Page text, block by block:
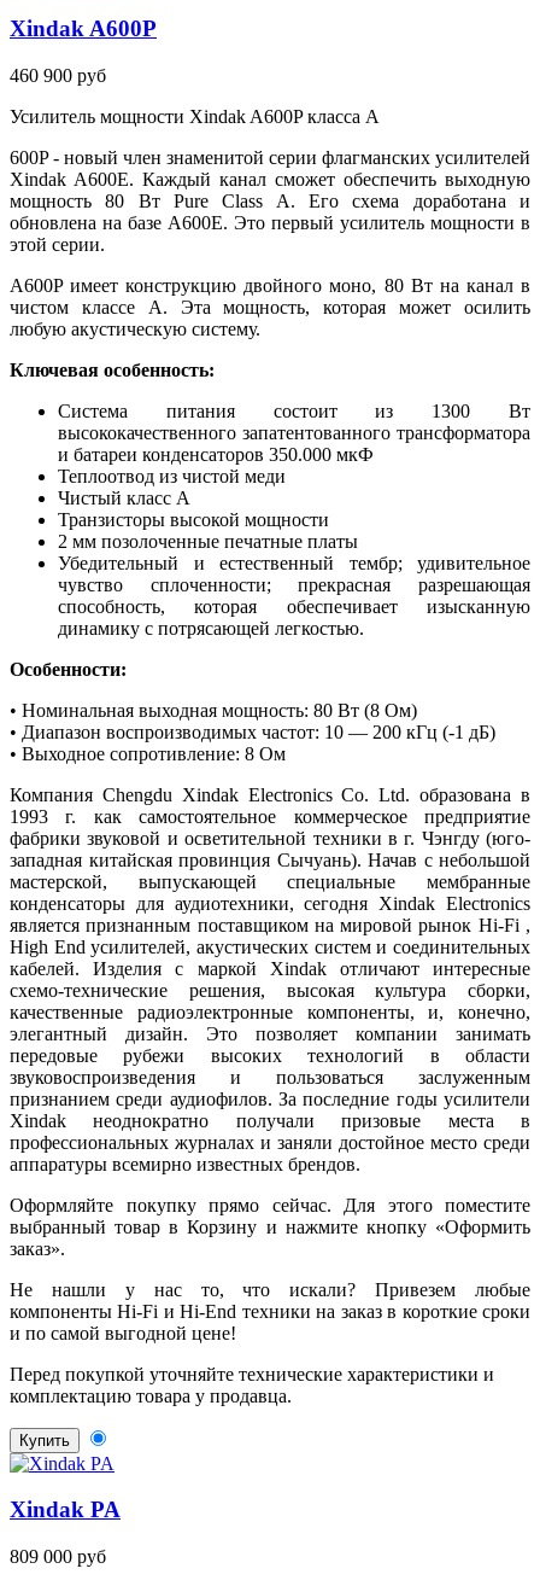
Xindak A600P
460 900 руб
Усилитель мощности Xindak A600P класса A
600P - новый член знаменитой серии флагманских усилителей
Xindak A600E. Каждый канал сможет обеспечить выходную
мощность 80 Вт Pure Class A. Его схема доработана и
обновлена на базе A600E. Это первый усилитель мощности в
этой серии.
A600P имеет конструкцию двойного моно, 80 Вт на канал в
чистом классе А. Эта мощность, которая может осилить
любую акустическую систему.
Ключевая особенность:
Система питания состоит из 1300 Вт
высококачественного запатентованного трансформатора
и батареи конденсаторов 350.000 мкФ
Теплоотвод из чистой меди
Чистый класс A
Транзисторы высокой мощности
2 мм позолоченные печатные платы
Убедительный и естественный тембр; удивительное
чувство сплоченности; прекрасная разрешающая
способность, которая обеспечивает изысканную
динамику с потрясающей легкостью.
Особенности:
• Номинальная выходная мощность: 80 Вт (8 Ом)
• Диапазон воспроизводимых частот: 10 — 200 кГц (-1 дБ)
• Выходное сопротивление: 8 Ом
Компания Chengdu Xindak Electronics Co. Ltd. образована в
1993 г. как самостоятельное коммерческое предприятие
фабрики звуковой и осветительной техники в г. Чэнгду (юго-
западная китайская провинция Сычуань). Начав с небольшой
мастерской, выпускающей специальные мембранные
конденсаторы для аудиотехники, сегодня Xindak Electronics
является признанным поставщиком на мировой рынок Hi-Fi ,
High End усилителей, акустических систем и соединительных
кабелей. Изделия с маркой Xindak отличают интересные
схемо-технические решения, высокая культура сборки,
качественные радиоэлектронные компоненты, и, конечно,
элегантный дизайн. Это позволяет компании занимать
передовые рубежи высоких технологий в области
звуковоспроизведения и пользоваться заслуженным
признанием среди аудиофилов. За последние годы усилители
Xindak неоднократно получали призовые места в
профессиональных журналах и заняли достойное место среди
аппаратуры всемирно известных брендов.
Оформляйте покупку прямо сейчас. Для этого поместите
выбранный товар в Корзину и нажмите кнопку «Оформить
заказ».
Не нашли у нас то, что искали? Привезем любые
компоненты Hi-Fi и Hi-End техники на заказ в короткие сроки
и по самой выгодной цене!
Перед покупкой уточняйте технические характеристики и
комплектацию товара у продавца.
Купить
Xindak PA
809 000 руб